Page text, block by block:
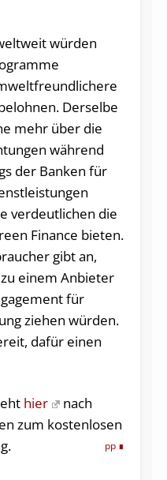
würden
Derselbe
mehr über die
während
der Banken für
verdeutlichen die
Finance bieten.
gibt an,
einem Anbieter
für
ziehen würden.
dafür einen
hier
nach
zum kostenlosen
pp